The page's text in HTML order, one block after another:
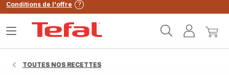
Conditions de l'offre
MonMon
Ouvrir
TOUTES NOS RECETTES